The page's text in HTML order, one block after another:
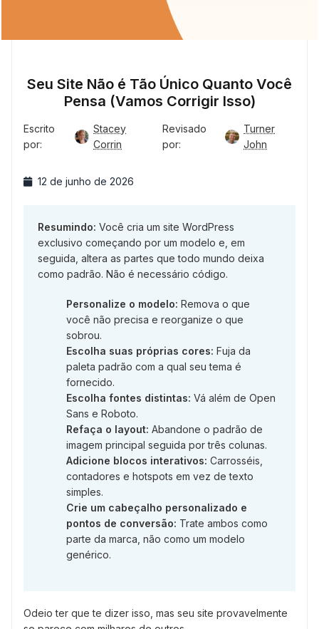
Seu Site Não é Tão Único Quanto Você
Pensa (Vamos Corrigir Isso)
Escrito
por:
Stacey
Corrin
Revisado
por:
Turner
John
12 de junho de 2026
Resumindo: Você cria um site WordPress
exclusivo começando por um modelo e, em
seguida, altera as partes que todo mundo deixa
como padrão. Não é necessário código.
Personalize o modelo: Remova o que
você não precisa e reorganize o que
sobrou.
Escolha suas próprias cores: Fuja da
paleta padrão com a qual seu tema é
fornecido.
Escolha fontes distintas: Vá além de Open
Sans e Roboto.
Refaça o layout: Abandone o padrão de
imagem principal seguida por três colunas.
Adicione blocos interativos: Carrosséis,
contadores e hotspots em vez de texto
simples.
Crie um cabeçalho personalizado e
pontos de conversão: Trate ambos como
parte da marca, não como um modelo
genérico.
Odeio ter que te dizer isso, mas seu site provavelmente